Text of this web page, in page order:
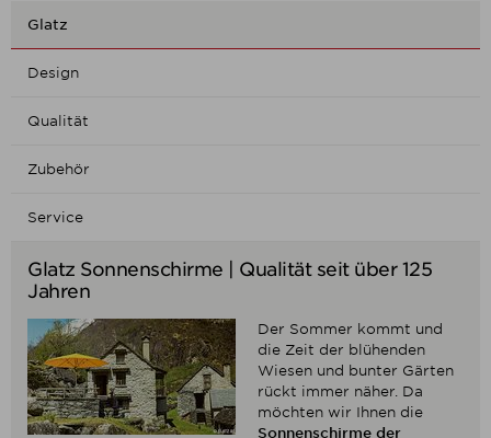
Glatz
Design
Qualität
Zubehör
Service
Glatz Sonnenschirme | Qualität seit über 125
Jahren
Der Sommer kommt und
die Zeit der blühenden
Wiesen und bunter Gärten
rückt immer näher. Da
möchten wir Ihnen die
Sonnenschirme der